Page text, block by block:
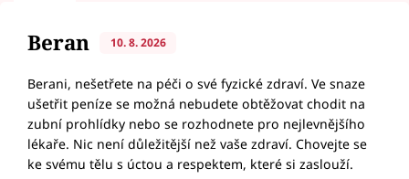
Beran 10. 8. 2026
Berani, nešetřete na péči o své fyzické zdraví. Ve snaze
ušetřit peníze se možná nebudete obtěžovat chodit na
zubní prohlídky nebo se rozhodnete pro nejlevnějšího
lékaře. Nic není důležitější než vaše zdraví. Chovejte se
ke svému tělu s úctou a respektem, které si zaslouží.